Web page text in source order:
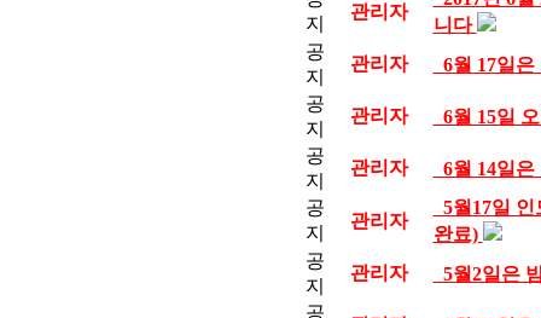
지
관리자
니다
공
지
관리자
6월 17일
공
지
관리자
6월 15일
공
지
관리자
6월 14일
공
지
관리자
5월17일
완료)
공
지
관리자
5월2일은
공